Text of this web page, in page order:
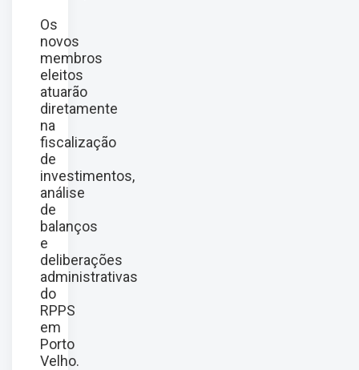
Os
novos
membros
eleitos
atuarão
diretamente
na
fiscalização
de
investimentos,
análise
de
balanços
e
deliberações
administrativas
do
RPPS
em
Porto
Velho.